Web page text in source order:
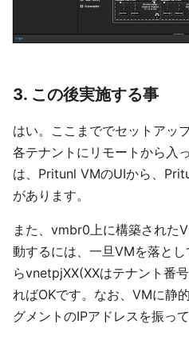
3. この後実施する事
はい。ここまででセットアッ
各テナントにリモートから入
は、Pritunl VMのUIから、
があります。
また、vmbr0上に構築された
動するには、一旦VMを落と
らvnetpjXX(XXはテナント番
ればOKです。なお、VMに静
グメントのIPアドレスを振っ